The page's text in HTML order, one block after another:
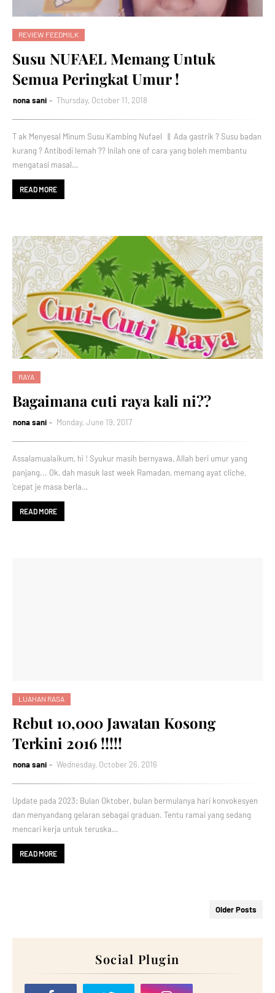
REVIEW FEEDMILK
Susu NUFAEL Memang Untuk
Semua Peringkat Umur !
nona sani Thursday, October 11, 2018
T ak Menyesal Minum Susu Kambing Nufael || Ada gastrik ? Susu badan
kurang ? Antibodi lemah ?? Inilah one of cara yang boleh membantu
mengatasi masal…
READ MORE
RAYA
Bagaimana cuti raya kali ni??
nona sani Monday, June 19, 2017
Assalamualaikum, hi ! Syukur masih bernyawa, Allah beri umur yang
panjang... Ok, dah masuk last week Ramadan, memang ayat cliche,
'cepat je masa berla…
READ MORE
LUAHAN RASA
Rebut 10,000 Jawatan Kosong
Terkini 2016 !!!!!
nona sani Wednesday, October 26, 2016
Update pada 2023: Bulan Oktober, bulan bermulanya hari konvokesyen
dan menyandang gelaran sebagai graduan. Tentu ramai yang sedang
mencari kerja untuk teruska…
READ MORE
Older Posts
Social Plugin